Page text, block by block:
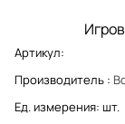
Артикул:
Производитель :
Ед. измерения: шт.